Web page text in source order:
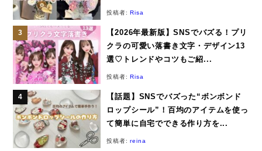
投稿者:Risa
【2026年最新版】SNSでバズる！プリ
クラの可愛い落書き文字・デザイン13
選♡トレンドやコツもご紹...
投稿者:Risa
【話題】SNSでバズった“ボンボンド
ロップシール”！百均のアイテムを使っ
て簡単に自宅でできる作り方を...
投稿者:reina